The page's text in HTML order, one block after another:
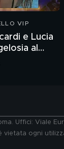
VIP
e Lucia
al
Uffici: Viale
ogni